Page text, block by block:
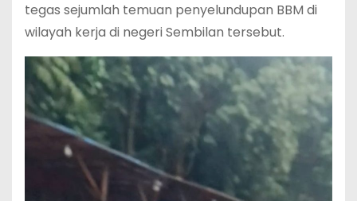
tegas sejumlah temuan penyelundupan BBM di
wilayah kerja di negeri Sembilan tersebut.